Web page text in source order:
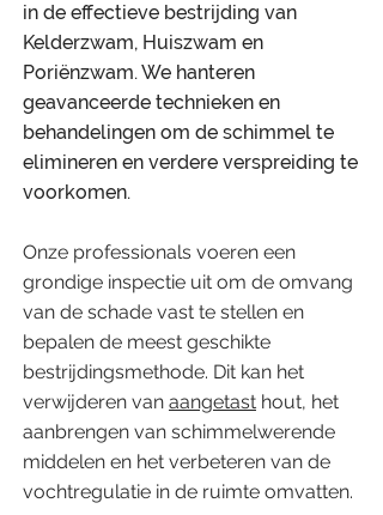
in de effectieve bestrijding van
Kelderzwam, Huiszwam en
Poriënzwam. We hanteren
geavanceerde technieken en
behandelingen om de schimmel te
elimineren en verdere verspreiding te
voorkomen.
​Onze professionals voeren een
grondige inspectie uit om de omvang
van de schade vast te stellen en
bepalen de meest geschikte
bestrijdingsmethode. Dit kan het
verwijderen van aangetast hout, het
aanbrengen van schimmelwerende
middelen en het verbeteren van de
vochtregulatie in de ruimte omvatten.